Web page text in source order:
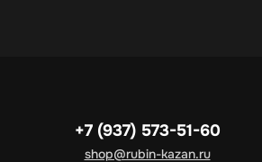
+7 (937) 573-51-60
shop@rubin-kazan.ru